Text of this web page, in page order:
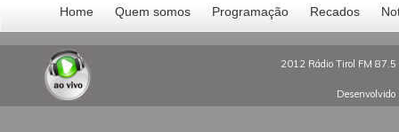
Home Quem somos Programação Recados
2012 Rádio Tirol FM 87.5